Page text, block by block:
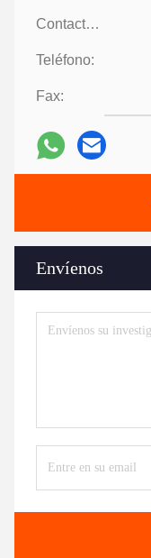
Contactos:
Teléfono:
Fax:
Envíenos